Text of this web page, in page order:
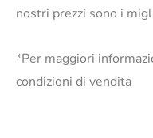
nostri prezzi sono i
*Per maggiori
condizioni di vendita